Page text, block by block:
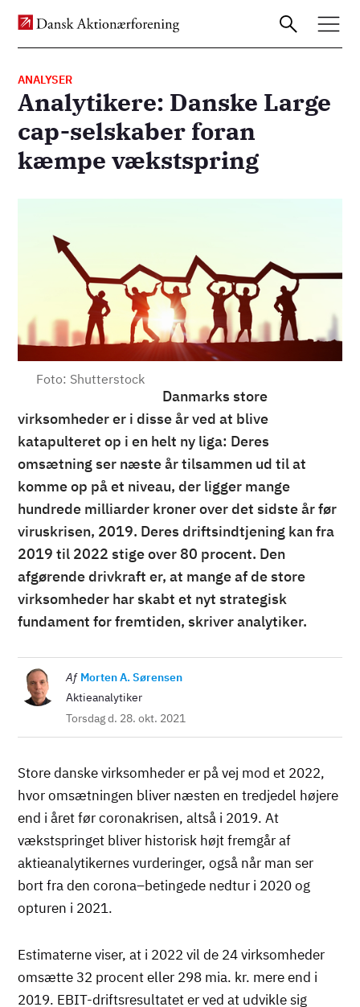
Gå
til
hovedindhold
ANALYSER
Analytikere: Danske Large
cap-selskaber foran
kæmpe vækstspring
Foto: Shutterstock
Danmarks store
virksomheder er i disse år ved at blive
katapulteret op i en helt ny liga: Deres
omsætning ser næste år tilsammen ud til at
komme op på et niveau, der ligger mange
hundrede milliarder kroner over det sidste år før
viruskrisen, 2019. Deres driftsindtjening kan fra
2019 til 2022 stige over 80 procent. Den
afgørende drivkraft er, at mange af de store
virksomheder har skabt et nyt strategisk
fundament for fremtiden, skriver analytiker.
Billede Af Morten A. Sørensen
Aktieanalytiker
Torsdag d. 28. okt. 2021
Store danske virksomheder er på vej mod et 2022,
hvor omsætningen bliver næsten en tredjedel højere
end i året før coronakrisen, altså i 2019. At
vækstspringet bliver historisk højt fremgår af
aktieanalytikernes vurderinger, også når man ser
bort fra den corona–betingede nedtur i 2020 og
opturen i 2021.
Estimaterne viser, at i 2022 vil de 24 virksomheder
omsætte 32 procent eller 298 mia. kr. mere end i
2019. EBIT-driftsresultatet er ved at udvikle sig